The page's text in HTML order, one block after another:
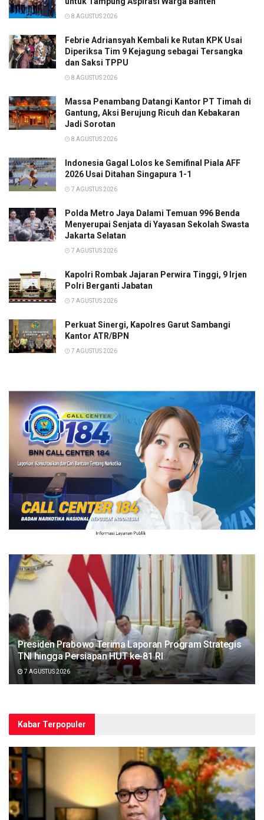
8 AGUSTUS 2026
Febrie Adriansyah Kembali ke Rutan KPK Usai
Diperiksa Tim 9 Kejagung sebagai Tersangka
dan Saksi TPPU
8 AGUSTUS 2026
Massa Penambang Datangi Kantor PT Timah di
Gantung, Aksi Berujung Ricuh dan Kebakaran
Jadi Sorotan
8 AGUSTUS 2026
Indonesia Gagal Lolos ke Semifinal Piala AFF
2026 Usai Ditahan Singapura 1-1
7 AGUSTUS 2026
Polda Metro Jaya Dalami Temuan 996 Benda
Menyerupai Senjata di Yayasan Sekolah Swasta
Jakarta Selatan
7 AGUSTUS 2026
Kapolri Rombak Jajaran Perwira Tinggi, 9 Irjen
Polri Berganti Jabatan
7 AGUSTUS 2026
Perkuat Sinergi, Kapolres Garut Sambangi
Kantor ATR/BPN
7 AGUSTUS 2026
Presiden Prabowo Terima Laporan Program Strategis
TNI hingga Persiapan HUT ke-81 RI
7 AGUSTUS 2026
Kabar Terpopuler